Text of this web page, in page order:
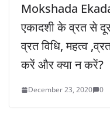
Mokshada
एकादशी के व्रत से
व्रत विधि, महत्व
करें और क्या न करें?
December 23, 2020 0